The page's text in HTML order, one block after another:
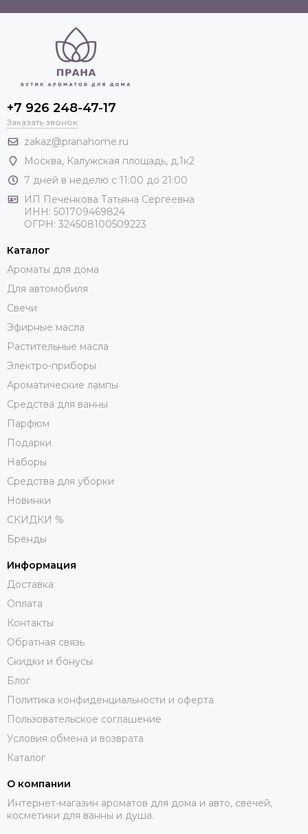
+7 926 248-47-17
Заказать звонок
zakaz@pranahome.ru
Москва, Калужская площадь, д.1к2
7 дней в неделю с 11:00 до 21:00
ИП Печенкова Татьяна Сергеевна
ИНН: 501709469824
ОГРН: 324508100509223
Каталог
Ароматы для дома
Для автомобиля
Свечи
Эфирные масла
Растительные масла
Электро-приборы
Ароматические лампы
Средства для ванны
Парфюм
Подарки
Наборы
Средства для уборки
Новинки
СКИДКИ %
Бренды
Информация
Доставка
Оплата
Контакты
Обратная связь
Скидки и бонусы
Блог
Политика конфиденциальности и оферта
Пользовательское соглашение
Условия обмена и возврата
Каталог
О компании
Интернет-магазин ароматов для дома и авто, свечей,
косметики для ванны и душа.